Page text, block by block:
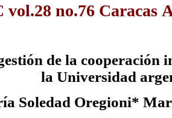
vol.28 no.76 Caracas
de la cooperación
la Universidad
Soledad Oregioni* M